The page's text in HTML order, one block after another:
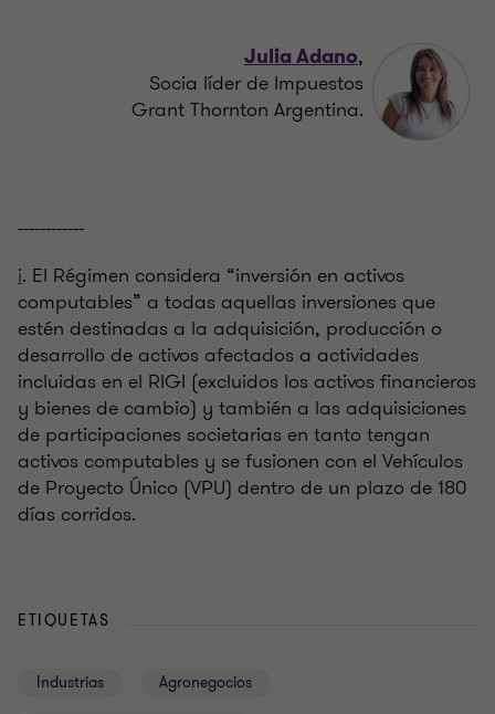
Julia Adano,
Socia líder de Impuestos
Grant Thornton Argentina.
------------
i. El Régimen considera “inversión en activos
computables” a todas aquellas inversiones que
estén destinadas a la adquisición, producción o
desarrollo de activos afectados a actividades
incluidas en el RIGI (excluidos los activos financieros
y bienes de cambio) y también a las adquisiciones
de participaciones societarias en tanto tengan
activos computables y se fusionen con el Vehículos
de Proyecto Único (VPU) dentro de un plazo de 180
días corridos.
ETIQUETAS
Industrias Agronegocios